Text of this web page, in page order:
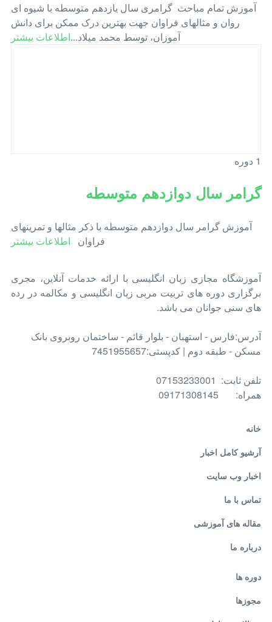
آموزش تمام مباحث گرامری سال یازدهم متوسطه با شیوه ای
روان و مثالهای فراوان جهت بهترین درک ممکن برای دانش
آموزان، توسط محمد میلاد...اطلاعات بیشتر
1 دوره
گرامر سال دوازدهم متوسطه
آموزش گرامر سال دوازدهم متوسطه با ذکر مثالها و تمرینهای
فراوان اطلاعات بیشتر
آموزشگاه مجازی زبان انگلیسی با ارائه خدمات آنلاین، مجری
برگزاری دوره های تربیت مربی زبان انگلیسی و مکالمه در رده
های سنی جوانان می باشد.
آدرس:فارس - استهبان - بلوار قائم - ساختمان روبروی بانک
مسکن - طبقه دوم | کدپستی:7451955657
تلفن ثابت: 07153233001
همراه: 09171308145
خانه
آرشیو کامل اخبار
اخبار وب سایت
تماس با ما
مقاله های آموزشی
درباره ما
دوره ها
مجوزها